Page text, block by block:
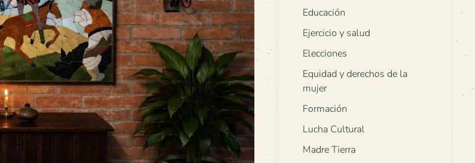
Educación
Ejercicio y salud
Elecciones
Equidad y derechos de la
mujer
Formación
Lucha Cultural
Madre Tierra